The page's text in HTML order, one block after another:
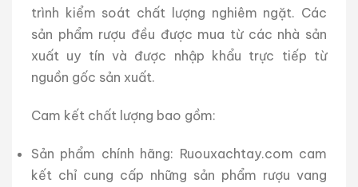
trình kiểm soát chất lượng nghiêm ngặt. Các
sản phẩm rượu đều được mua từ các nhà sản
xuất uy tín và được nhập khẩu trực tiếp từ
nguồn gốc sản xuất.
Cam kết chất lượng bao gồm:
Sản phẩm chính hãng: Ruouxachtay.com cam
kết chỉ cung cấp những sản phẩm rượu vang